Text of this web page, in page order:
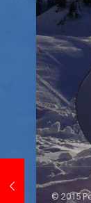
© 2015